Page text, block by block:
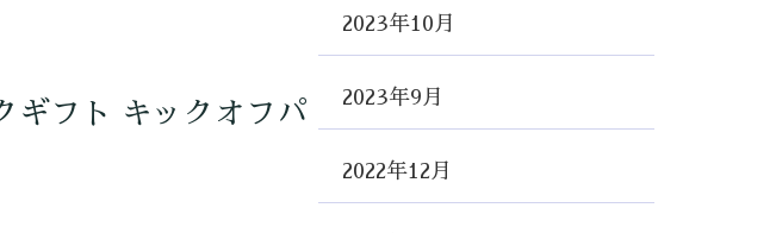
ギフト キックオフパ
2023年10月
2023年9月
2022年12月